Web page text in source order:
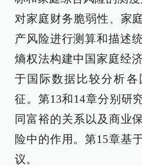
对家庭财务脆弱性、家
产风险进行测算和描述
熵权法构建中国家庭经
于国际数据比较分析
征。第13和14章分别研
同富裕的关系以及商业
险中的作用。第15章基
议。